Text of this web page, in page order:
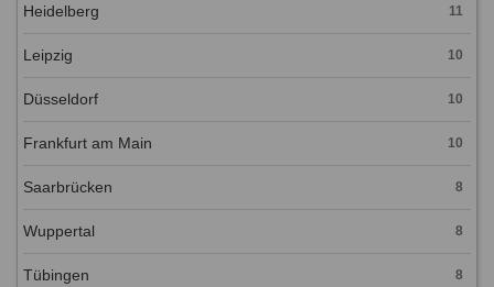
Heidelberg 11
Leipzig 10
Düsseldorf 10
Frankfurt am Main 10
Saarbrücken 8
Wuppertal 8
Tübingen 8